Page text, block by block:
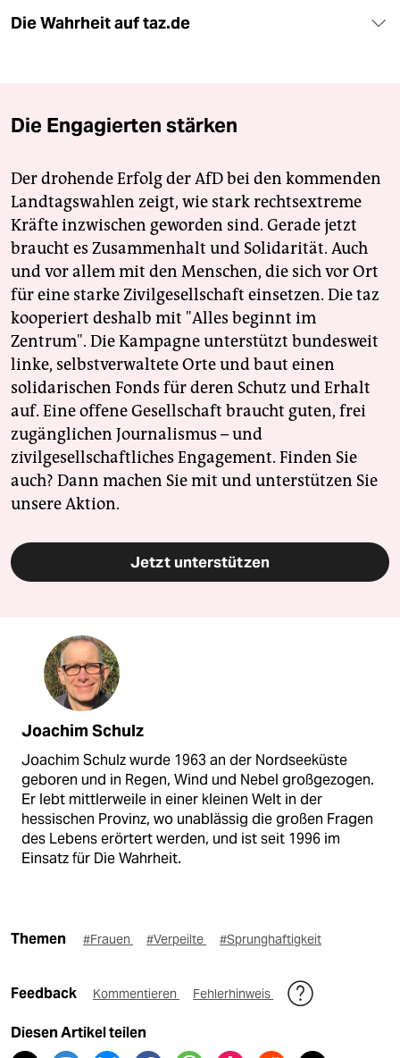
Die Wahrheit auf taz.de
Die Engagierten stärken
Der drohende Erfolg der AfD bei den kommenden
Landtagswahlen zeigt, wie stark rechtsextreme
Kräfte inzwischen geworden sind. Gerade jetzt
braucht es Zusammenhalt und Solidarität. Auch
und vor allem mit den Menschen, die sich vor Ort
für eine starke Zivilgesellschaft einsetzen. Die taz
kooperiert deshalb mit "Alles beginnt im
Zentrum". Die Kampagne unterstützt bundesweit
linke, selbstverwaltete Orte und baut einen
solidarischen Fonds für deren Schutz und Erhalt
auf. Eine offene Gesellschaft braucht guten, frei
zugänglichen Journalismus – und
zivilgesellschaftliches Engagement. Finden Sie
auch? Dann machen Sie mit und unterstützen Sie
unsere Aktion.
Jetzt unterstützen
Joachim Schulz
Joachim Schulz wurde 1963 an der Nordseeküste
geboren und in Regen, Wind und Nebel großgezogen.
Er lebt mittlerweile in einer kleinen Welt in der
hessischen Provinz, wo unablässig die großen Fragen
des Lebens erörtert werden, und ist seit 1996 im
Einsatz für Die Wahrheit.
Themen #Frauen #Verpeilte #Sprunghaftigkeit
Feedback Kommentieren Fehlerhinweis
Diesen Artikel teilen